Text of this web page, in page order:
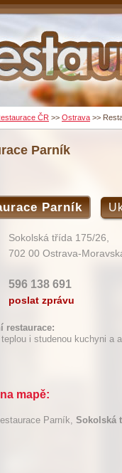
ČR >> Ostrava >>
Parník
Parník
Sokolská třída 175/26,
702 00 Ostrava-
596 138 691
poslat zprávu
restaurace:
i studenou kuchyni a
mapě:
Parník, Sokolská